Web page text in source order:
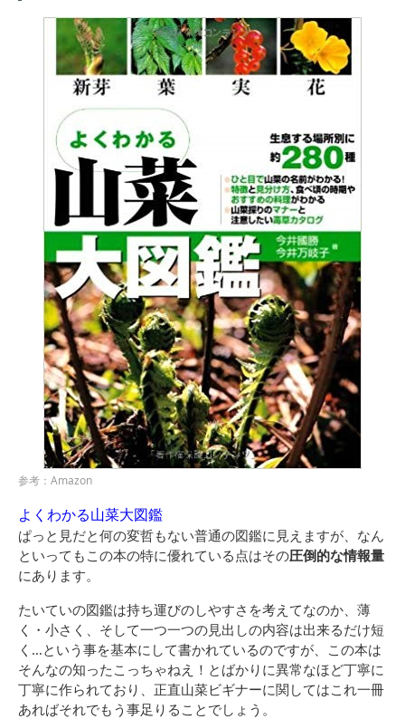
参考：Amazon
よくわかる山菜大図鑑
ぱっと見だと何の変哲もない普通の図鑑に見えますが、なん
といってもこの本の特に優れている点はその圧倒的な情報量
にあります。
たいていの図鑑は持ち運びのしやすさを考えてなのか、薄
く・小さく、そして一つ一つの見出しの内容は出来るだけ短
く…という事を基本にして書かれているのですが、この本は
そんなの知ったこっちゃねえ！とばかりに異常なほど丁寧に
丁寧に作られており、正直山菜ビギナーに関してはこれ一冊
あればそれでもう事足りることでしょう。